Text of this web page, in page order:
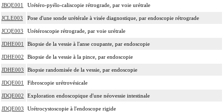
JBQE001 Urétéro-pyélo-caliscopie rétrograde, par voie urétrale
JCLE003 Pose d'une sonde urétérale à visée diagnostique, par endoscopie rétrograde
JCQE003 Urétéroscopie rétrograde, par voie urétrale
JDHE001 Biopsie de la vessie à l'anse coupante, par endoscopie
JDHE002 Biopsie de la vessie à la pince, par endoscopie
JDHE003 Biopsie randomisée de la vessie, par endoscopie
JDQE001 Fibroscopie urétrovésicale
JDQE002 Exploration endoscopique d'une néovessie intestinale
JDQE003 Urétrocystoscopie à l'endoscope rigide